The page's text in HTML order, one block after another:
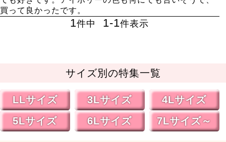
買って良かったです。
1件中 1-1件表示
サイズ別の特集一覧
LLサイズ 3Lサイズ
4Lサイズ
5Lサイズ
6Lサイズ 7Lサイズ～